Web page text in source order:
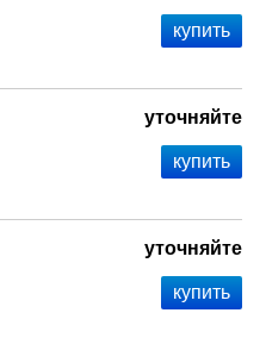
уточняйте
уточняйте